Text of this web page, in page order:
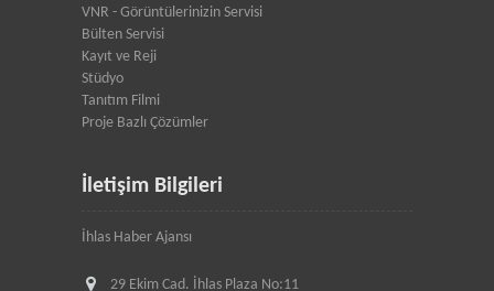
VNR - Görüntülerinizin Servisi
Bülten Servisi
Kayıt ve Reji
Stüdyo
Tanıtım Filmi
Proje Bazlı Çözümler
İletişim Bilgileri
İhlas Haber Ajansı
29 Ekim Cad. İhlas Plaza No:11